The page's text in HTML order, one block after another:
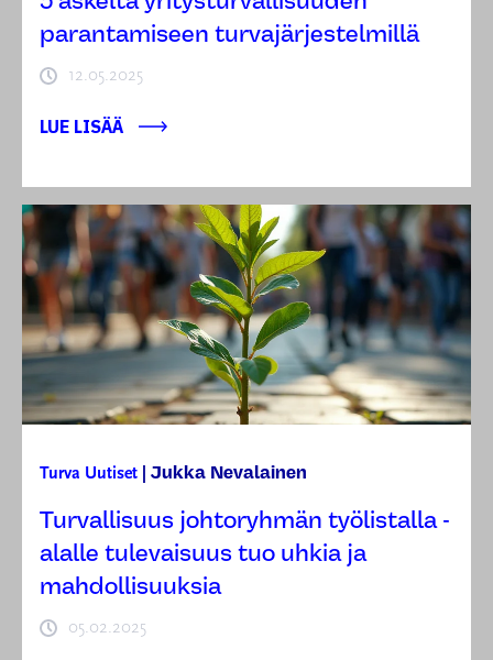
parantamiseen turvajärjestelmillä
12.05.2025
LUE LISÄÄ
Turva Uutiset Jukka Nevalainen
Turvallisuus johtoryhmän työlistalla -
alalle tulevaisuus tuo uhkia ja
mahdollisuuksia
05.02.2025